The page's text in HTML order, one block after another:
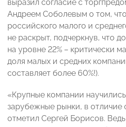
выразил согласие с
Андреем Соболевым о том,
российского малого и
не раскрыт, подчеркнув, что
на уровне 22% – критически
доля малых и средних
составляет более 60%!).
«Крупные компании
зарубежные рынки, в отличие
отметил Сергей Борисов.